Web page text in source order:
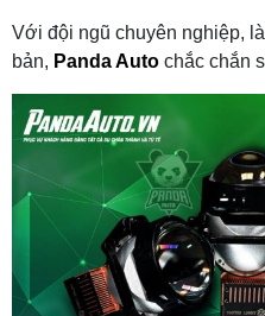
Với đội ngũ chuyên nghiệp,
bản, Panda Auto chắc chắn